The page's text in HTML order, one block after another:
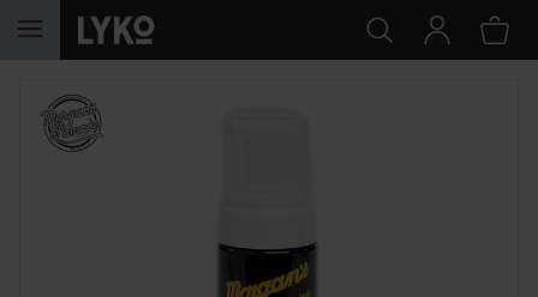
HOPPA TILL INNEHÅLLET